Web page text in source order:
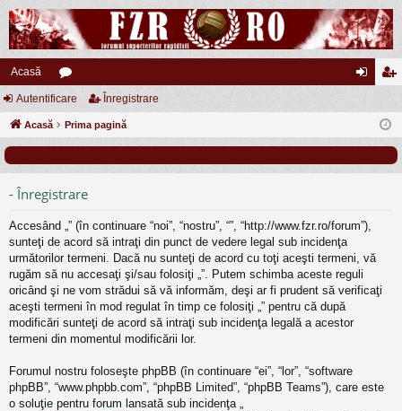
Acasă
or
u eg
Autentificare Înregistrare
Acasă Prima pagină
- Înregistrare
Accesând „” (în continuare “noi”, “nostru”, “”, “http://www.fzr.ro/forum”),
sunteţi de acord să intraţi din punct de vedere legal sub incidenţa
următorilor termeni. Dacă nu sunteţi de acord cu toţi aceşti termeni, vă
rugăm să nu accesaţi şi/sau folosiţi „”. Putem schimba aceste reguli
oricând şi ne vom strădui să vă informăm, deşi ar fi prudent să verificaţi
aceşti termeni în mod regulat în timp ce folosiţi „” pentru că după
modificări sunteţi de acord să intraţi sub incidenţa legală a acestor
termeni din momentul modificării lor.
Forumul nostru foloseşte phpBB (în continuare “ei”, “lor”, “software
phpBB”, “www.phpbb.com”, “phpBB Limited”, “phpBB Teams”), care este
o soluţie pentru forum lansată sub incidenţa „